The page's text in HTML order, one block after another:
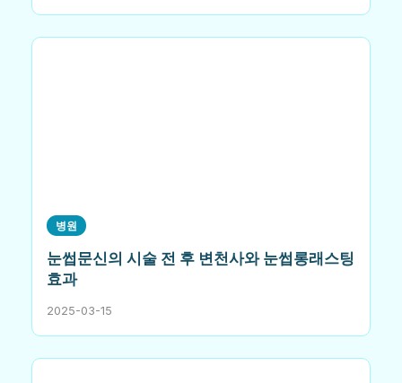
병원
눈썹문신의 시술 전 후 변천사와 눈썹롱래스팅
효과
2025-03-15